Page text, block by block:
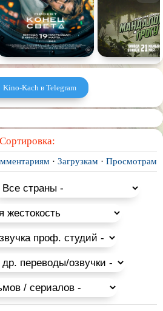
Немое кино Для взрослых
Kino-Kach в Telegram
Сортировка:
· Загрузкам · Просмотрам